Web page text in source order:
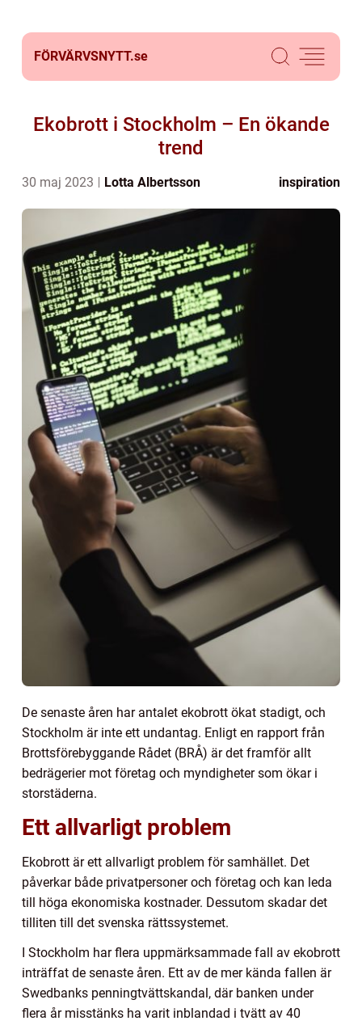
FÖRVÄRVSNYTT.se
Ekobrott i Stockholm – En ökande
trend
30 maj 2023 Lotta Albertsson inspiration
De senaste åren har antalet ekobrott ökat stadigt, och
Stockholm är inte ett undantag. Enligt en rapport från
Brottsförebyggande Rådet (BRÅ) är det framför allt
bedrägerier mot företag och myndigheter som ökar i
storstäderna.
Ett allvarligt problem
Ekobrott är ett allvarligt problem för samhället. Det
påverkar både privatpersoner och företag och kan leda
till höga ekonomiska kostnader. Dessutom skadar det
tilliten till det svenska rättssystemet.
I Stockholm har flera uppmärksammade fall av ekobrott
inträffat de senaste åren. Ett av de mer kända fallen är
Swedbanks penningtvättskandal, där banken under
flera år misstänks ha varit inblandad i tvätt av 40